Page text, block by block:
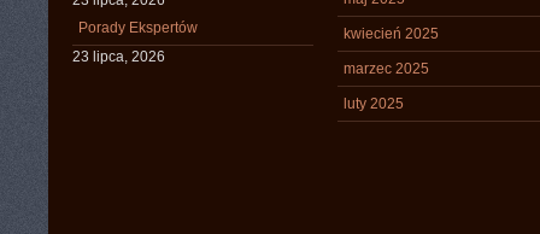
Porady Ekspertów
23 lipca, 2026
kwiecień 2025
marzec 2025
luty 2025